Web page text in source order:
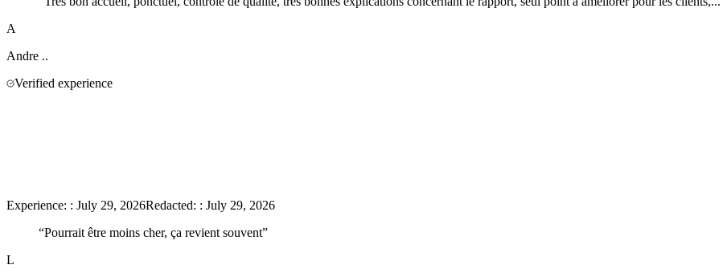
A
Andre ..
Verified experience
Experience: : July 29, 2026Redacted: : July 29, 2026
“Pourrait être moins cher, ça revient souvent”
L